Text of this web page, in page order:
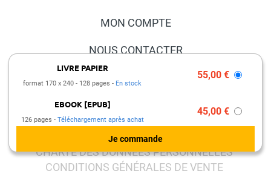
LIVRE PAPIER
format 170 x 240 128 pages En stock
55,00 €
EBOOK [EPUB]
126 pages Téléchargement après achat
45,00 €
MON COMPTE
NOUS CONTACTER
FAQ
PRESSE ET PARTENARIATS
MENTIONS LÉGALES
CHARTE DES DONNÉES PERSONNELLES
CONDITIONS GÉNÉRALES DE VENTE